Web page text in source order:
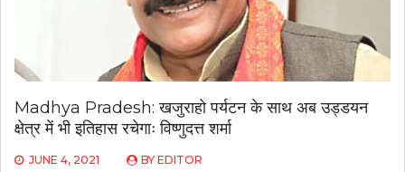
Madhya Pradesh: खजुराहो पर्यटन के साथ अब उड्डयन
क्षेत्र में भी इतिहास रचेगाः विष्णुदत्त शर्मा
JUNE 4, 2021 BY EDITOR